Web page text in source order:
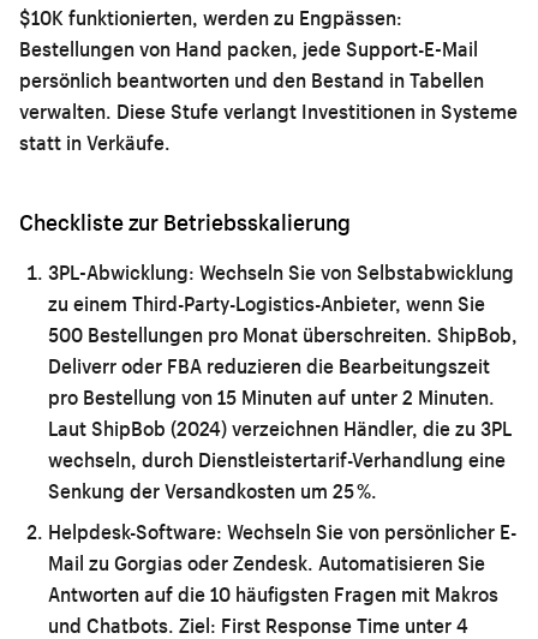
$10K funktionierten, werden zu Engpässen:
Bestellungen von Hand packen, jede Support-E-Mail
persönlich beantworten und den Bestand in Tabellen
verwalten. Diese Stufe verlangt Investitionen in Systeme
statt in Verkäufe.
Checkliste zur Betriebsskalierung
3PL-Abwicklung: Wechseln Sie von Selbstabwicklung
zu einem Third-Party-Logistics-Anbieter, wenn Sie
500 Bestellungen pro Monat überschreiten. ShipBob,
Deliverr oder FBA reduzieren die Bearbeitungszeit
pro Bestellung von 15 Minuten auf unter 2 Minuten.
Laut ShipBob (2024) verzeichnen Händler, die zu 3PL
wechseln, durch Dienstleistertarif-Verhandlung eine
Senkung der Versandkosten um 25 %.
Helpdesk-Software: Wechseln Sie von persönlicher E-
Mail zu Gorgias oder Zendesk. Automatisieren Sie
Antworten auf die 10 häufigsten Fragen mit Makros
und Chatbots. Ziel: First Response Time unter 4